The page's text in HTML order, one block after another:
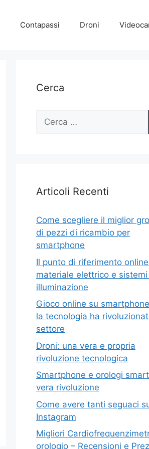
Contapassi Droni
Cerca
Ricerca
Articoli Recenti
Come scegliere il miglior
di pezzi di ricambio per
smartphone
Il punto di riferimento
materiale elettrico e
illuminazione
Gioco online su
la tecnologia ha
settore
Droni: una vera e propria
rivoluzione tecnologica
Smartphone e orologi
vera rivoluzione
Come avere tanti seguaci
Instagram
Migliori
orologio – Recensioni e